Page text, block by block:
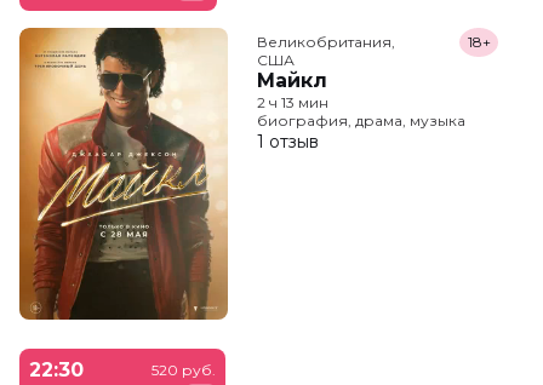
Великобритания,
США
Майкл
18+
2 ч 13 мин
биография, драма, музыка
1 отзыв
22:30
520 руб.